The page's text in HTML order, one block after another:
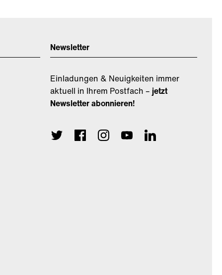
Newsletter
Einladungen & Neuigkeiten immer
aktuell in Ihrem Postfach – jetzt
Newsletter abonnieren!